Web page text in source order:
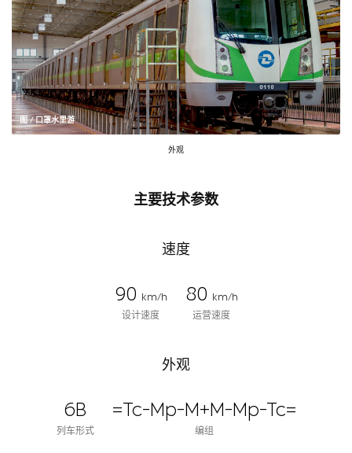
图 / 口罩水里游
外观
主要技术参数
速度
90
km/h
设计速度
80
km/h
运营速度
外观
6B
列车形式
=Tc-Mp-M+M-Mp-Tc=
编组